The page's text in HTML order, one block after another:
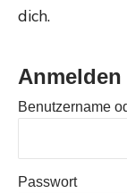
dich.
Anmelden
Benutzername
Passwort